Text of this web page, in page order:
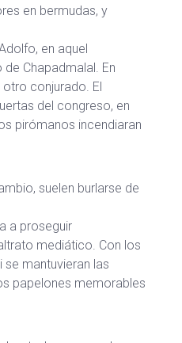
en bermudas, y
en aquel
Chapadmalal. En
conjurado. El
del congreso, en
pirómanos incendiaran
suelen burlarse de
a proseguir
mediático. Con los
mantuvieran las
papelones memorables